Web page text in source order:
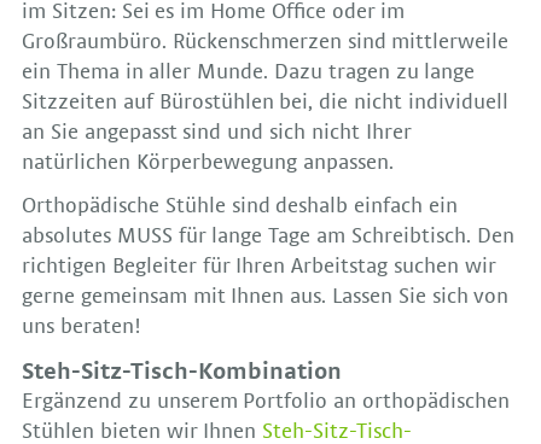
im Sitzen: Sei es im Home Office oder im
Großraumbüro. Rückenschmerzen sind mittlerweile
ein Thema in aller Munde. Dazu tragen zu lange
Sitzzeiten auf Bürostühlen bei, die nicht individuell
an Sie angepasst sind und sich nicht Ihrer
natürlichen Körperbewegung anpassen.
Orthopädische Stühle sind deshalb einfach ein
absolutes MUSS für lange Tage am Schreibtisch. Den
richtigen Begleiter für Ihren Arbeitstag suchen wir
gerne gemeinsam mit Ihnen aus. Lassen Sie sich von
uns beraten!
Steh-Sitz-Tisch-Kombination
Ergänzend zu unserem Portfolio an orthopädischen
Stühlen bieten wir Ihnen Steh-Sitz-Tisch-